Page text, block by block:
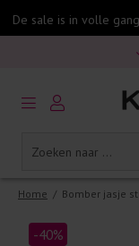
De sale is in volleGratis
Gratis
Home / Bomber jasje
-40%